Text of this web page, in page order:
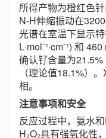
所得产物为橙红色
N-H伸缩振动在
光谱在室温下显示
L·mol⁻¹·cm⁻¹) 和
确认钌含量为
（理论值18.1%）
相。
注意事项和安全
反应过程中，氨水
H₂O₂具有强氧化性